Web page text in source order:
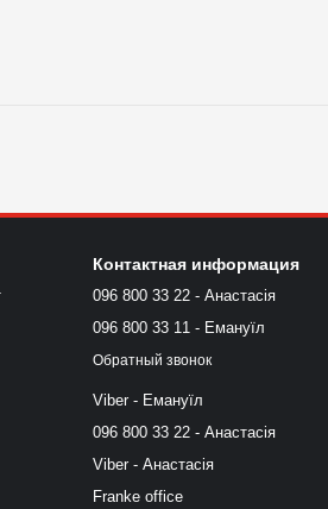
Контактная информация
096 800 33 22 - Анастасія
096 800 33 11 - Емануїл
Обратный звонок
Viber - Емануїл
096 800 33 22 - Анастасія
Viber - Анастасія
Franke office